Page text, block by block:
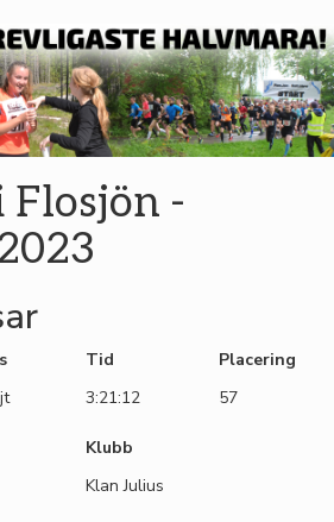
Flosjön -
Tid
3:21:12
Placering
57
Klubb
Klan Julius